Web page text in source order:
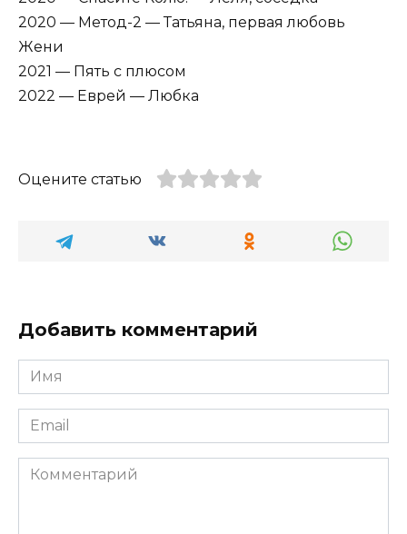
2020 — Метод-2 — Татьяна, первая любовь
Жени
2021 — Пять с плюсом
2022 — Еврей — Любка
Оцените статью
Добавить комментарий
Имя
*
Email
*
Комментарий